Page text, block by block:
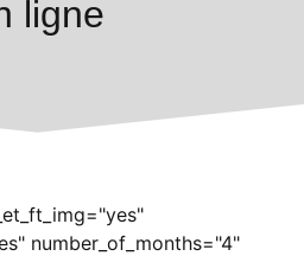
ligne
number_of_months="4"